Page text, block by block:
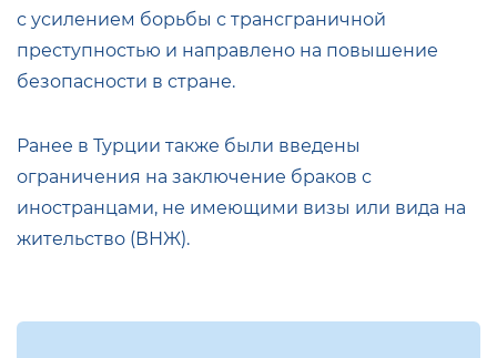
с усилением борьбы с трансграничной
преступностью и направлено на повышение
безопасности в стране.
Ранее в Турции также были введены
ограничения на заключение браков с
иностранцами, не имеющими визы или вида на
жительство (ВНЖ).